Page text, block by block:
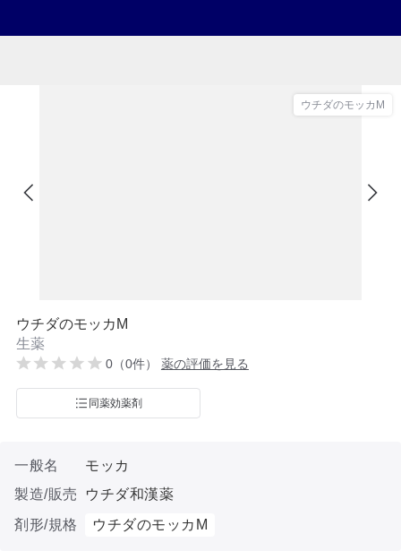
ウチダのモッカM
ウチダのモッカM
生薬
0（0件） 薬の評価を見る
同薬効薬剤
一般名
モッカ
製造/販売
ウチダ和漢薬
剤形/規格
ウチダのモッカM